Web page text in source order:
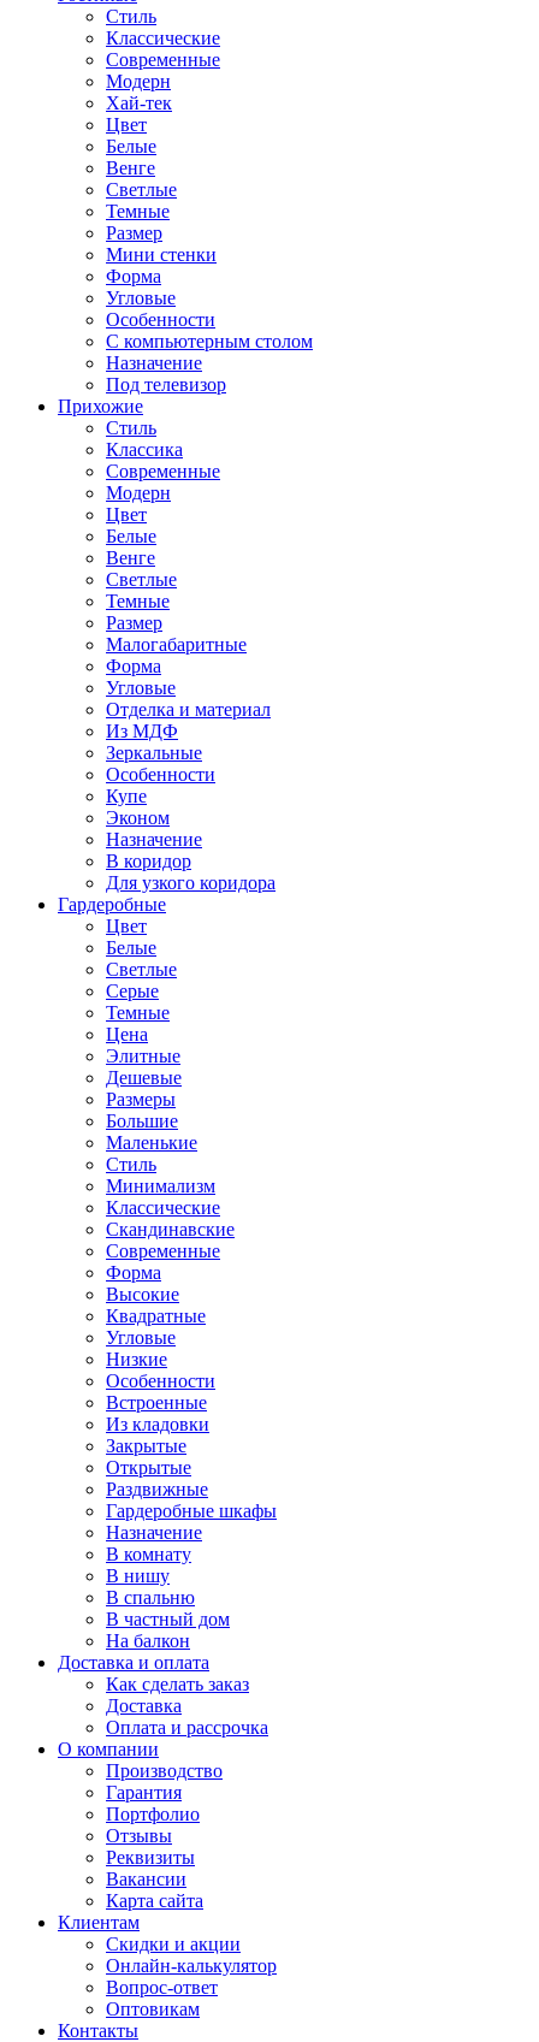
Стиль
Классические
Современные
Модерн
Хай-тек
Цвет
Белые
Венге
Светлые
Темные
Размер
Мини стенки
Форма
Угловые
Особенности
С компьютерным столом
Назначение
Под телевизор
Прихожие
Стиль
Классика
Современные
Модерн
Цвет
Белые
Венге
Светлые
Темные
Размер
Малогабаритные
Форма
Угловые
Отделка и материал
Из МДФ
Зеркальные
Особенности
Купе
Эконом
Назначение
В коридор
Для узкого коридора
Гардеробные
Цвет
Белые
Светлые
Серые
Темные
Цена
Элитные
Дешевые
Размеры
Большие
Маленькие
Стиль
Минимализм
Классические
Скандинавские
Современные
Форма
Высокие
Квадратные
Угловые
Низкие
Особенности
Встроенные
Из кладовки
Закрытые
Открытые
Раздвижные
Гардеробные шкафы
Назначение
В комнату
В нишу
В спальню
В частный дом
На балкон
Доставка и оплата
Как сделать заказ
Доставка
Оплата и рассрочка
О компании
Производство
Гарантия
Портфолио
Отзывы
Реквизиты
Вакансии
Карта сайта
Клиентам
Скидки и акции
Онлайн-калькулятор
Вопрос-ответ
Оптовикам
Контакты